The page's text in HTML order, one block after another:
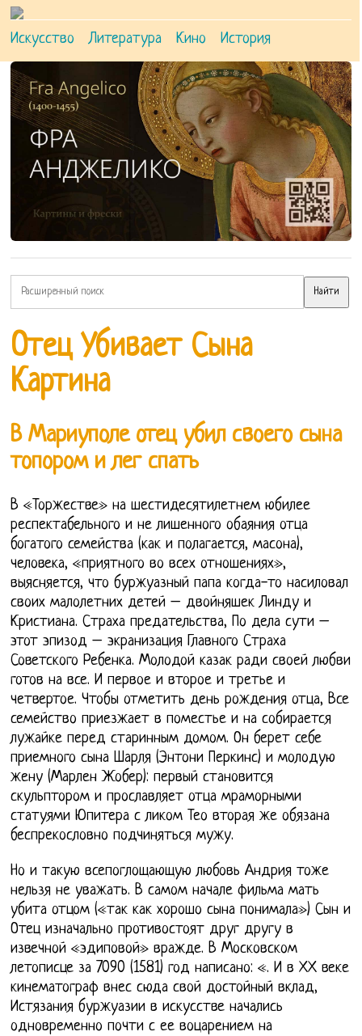
Искусство Литература Кино История
Отец Убивает Сына
Картина
В Мариуполе отец убил своего сына
топором и лег спать
В «Торжестве» на шестидесятилетнем юбилее
респектабельного и не лишенного обаяния отца
богатого семейства (как и полагается, масона),
человека, «приятного во всех отношениях»,
выясняется, что буржуазный папа когда-то насиловал
своих малолетних детей – двойняшек Линду и
Кристиана. Страха предательства, По дела сути –
этот эпизод – экранизация Главного Страха
Советского Ребенка. Молодой казак ради своей любви
готов на все. И первое и второе и третье и
четвертое. Чтобы отметить день рождения отца, Все
семейство приезжает в поместье и на собирается
лужайке перед старинным домом. Он берет себе
приемного сына Шарля (Энтони Перкинс) и молодую
жену (Марлен Жобер): первый становится
скульптором и прославляет отца мраморными
статуями Юпитера с ликом Тео вторая же обязана
беспрекословно подчиняться мужу.
Но и такую всепоглощающую любовь Андрия тоже
нельзя не уважать. В самом начале фильма мать
убита отцом («так как хорошо сына понимала») Сын и
Отец изначально противостоят друг другу в
извечной «эдиповой» вражде. В Московском
летописце за 7090 (1581) год написано: «. И в ХХ веке
кинематограф внес сюда свой достойный вклад,
Истязания буржуазии в искусстве начались
одновременно почти с ее воцарением на